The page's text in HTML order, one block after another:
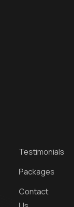
Testimonials
Packages
Contact